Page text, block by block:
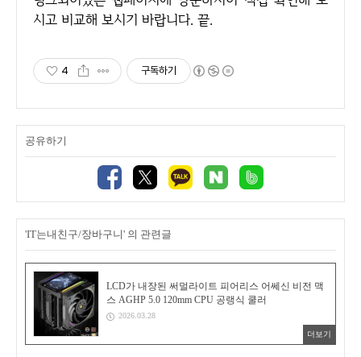
시고 비교해 보시기 바랍니다. 끝.
4 구독하기
공유하기
'IT는내친구/장바구니' 의 관련글
LCD가 내장된 써멀라이트 피어리스 어쎄신 비전 맥
스 AGHP 5.0 120mm CPU 공랭식 쿨러
2026.03.28
더보기